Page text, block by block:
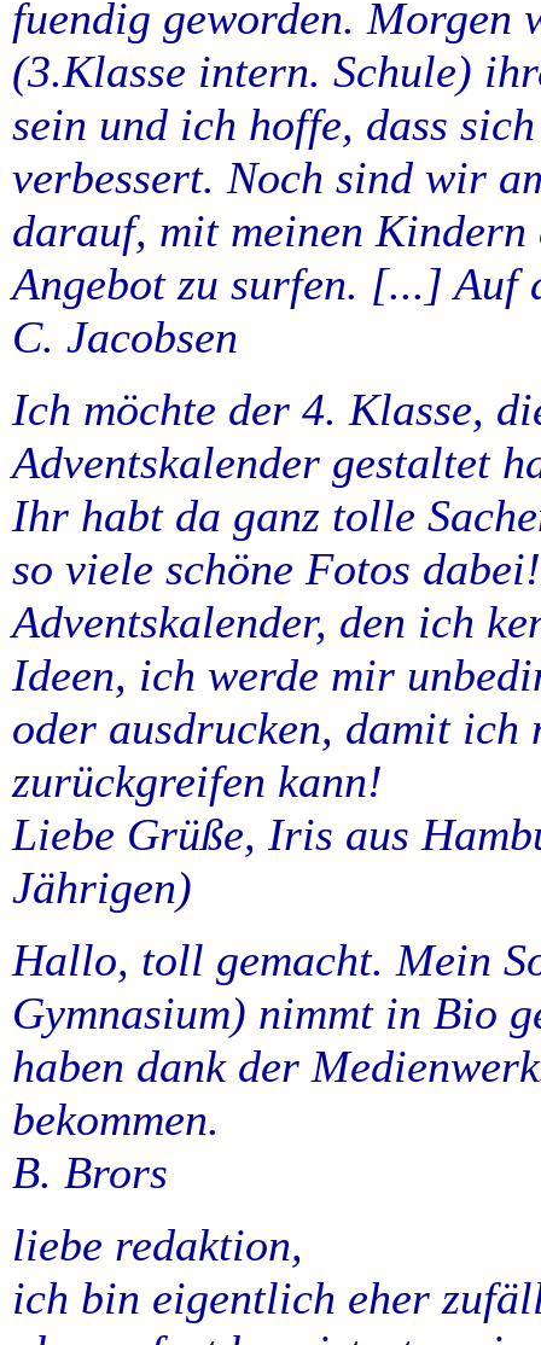
fuendig geworden. Morgen
(3.Klasse intern. Schule)
sein und ich hoffe, dass
verbessert. Noch sind wir
darauf, mit meinen Kindern
Angebot zu surfen. [...]
C. Jacobsen
Ich möchte der 4. Klasse,
Adventskalender gestaltet
Ihr habt da ganz tolle
so viele schöne Fotos
Adventskalender, den ich
Ideen, ich werde mir
oder ausdrucken, damit ich
zurückgreifen kann!
Liebe Grüße, Iris aus
Jährigen)
Hallo, toll gemacht. Mein
Gymnasium) nimmt in Bio
haben dank der
bekommen.
B. Brors
liebe redaktion,
ich bin eigentlich eher